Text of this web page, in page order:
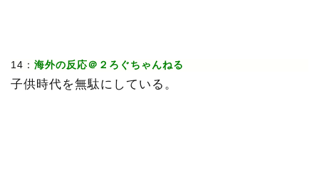
14： 海外の反応＠２ろぐちゃんねる
子供時代を無駄にしている。